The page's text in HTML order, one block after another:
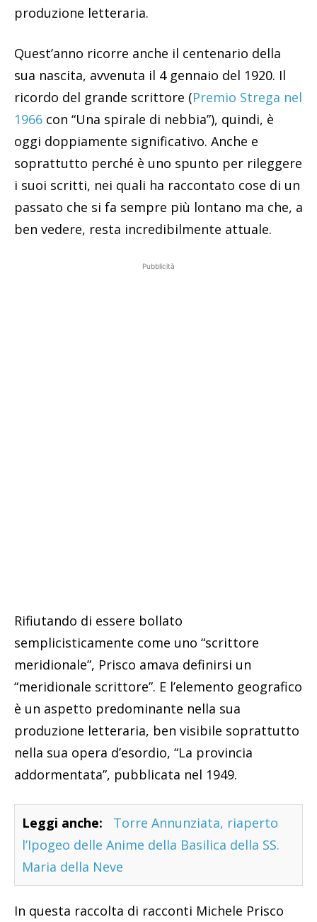
produzione letteraria.
Quest’anno ricorre anche il centenario della
sua nascita, avvenuta il 4 gennaio del 1920. Il
ricordo del grande scrittore (Premio Strega nel
1966 con “Una spirale di nebbia”), quindi, è
oggi doppiamente significativo. Anche e
soprattutto perché è uno spunto per rileggere
i suoi scritti, nei quali ha raccontato cose di un
passato che si fa sempre più lontano ma che, a
ben vedere, resta incredibilmente attuale.
Pubblicità
Rifiutando di essere bollato
semplicisticamente come uno “scrittore
meridionale”, Prisco amava definirsi un
“meridionale scrittore”. E l’elemento geografico
è un aspetto predominante nella sua
produzione letteraria, ben visibile soprattutto
nella sua opera d’esordio, “La provincia
addormentata”, pubblicata nel 1949.
Leggi anche:
Torre Annunziata, riaperto
l’Ipogeo delle Anime della Basilica della SS.
Maria della Neve
In questa raccolta di racconti Michele Prisco